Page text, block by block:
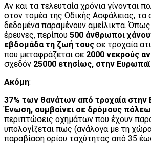
Αν και τα τελευταία χρόνια γίνονται
στον τομέα της Οδικής Ασφάλειας, τα
δεδομένα παραμένουν αμείλικτα. Όπως
έρευνες, περίπου 500 άνθρωποι
εβδομάδα τη ζωή τους σε τροχαία
που μεταφράζεται σε 2000 νεκρούς
σχεδόν 25000 ετησίως, στην
Ακόμη:
37% των θανάτων από τροχαία στην
Ένωση, συμβαίνει σε δρόμους
περιπτώσεις οχημάτων που έχουν
υπολογίζεται πως (ανάλογα με τη
παραβίαση ορίου ταχύτητας από 35